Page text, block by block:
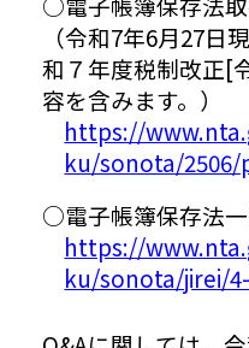
（令和7年6月27日
和７年度税制改正[
容を含みます。）
https://
ku/sonota/
○電子帳簿保存法一
https://
ku/sonota/jirei/